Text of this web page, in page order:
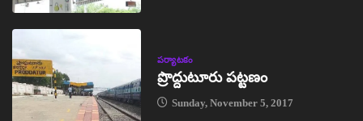
పర్యాటకం
ప్రొద్దుటూరు పట్టణం
Sunday, November 5, 2017